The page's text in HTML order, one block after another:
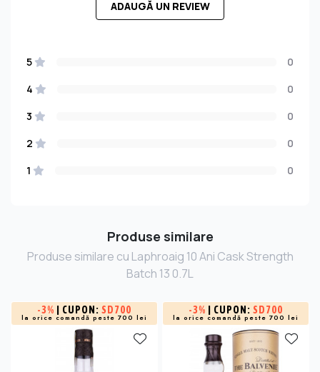
ADAUGĂ UN REVIEW
5
0
4
0
3
0
2
0
1
0
Produse similare
Produse similare cu Laphroaig 10 Ani Cask Strength
Batch 13 0.7L
-3% | CUPON: SD700
la orice comandă peste 700 lei
-3% | CUPON: SD700
la orice comandă peste 700 lei